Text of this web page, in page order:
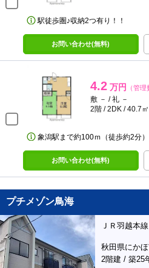
駅徒歩圏♪収納2つ有り！！
お問い合わせ(無料)
4.2 万円 （管
敷 － / 礼 －
2階 / 2DK / 40.7㎡
象潟駅まで約100ｍ（徒歩約2分）
お問い合わせ(無料)
プチメゾン鳥海
ＪＲ羽越本
秋田県にか
2階建 / 築25